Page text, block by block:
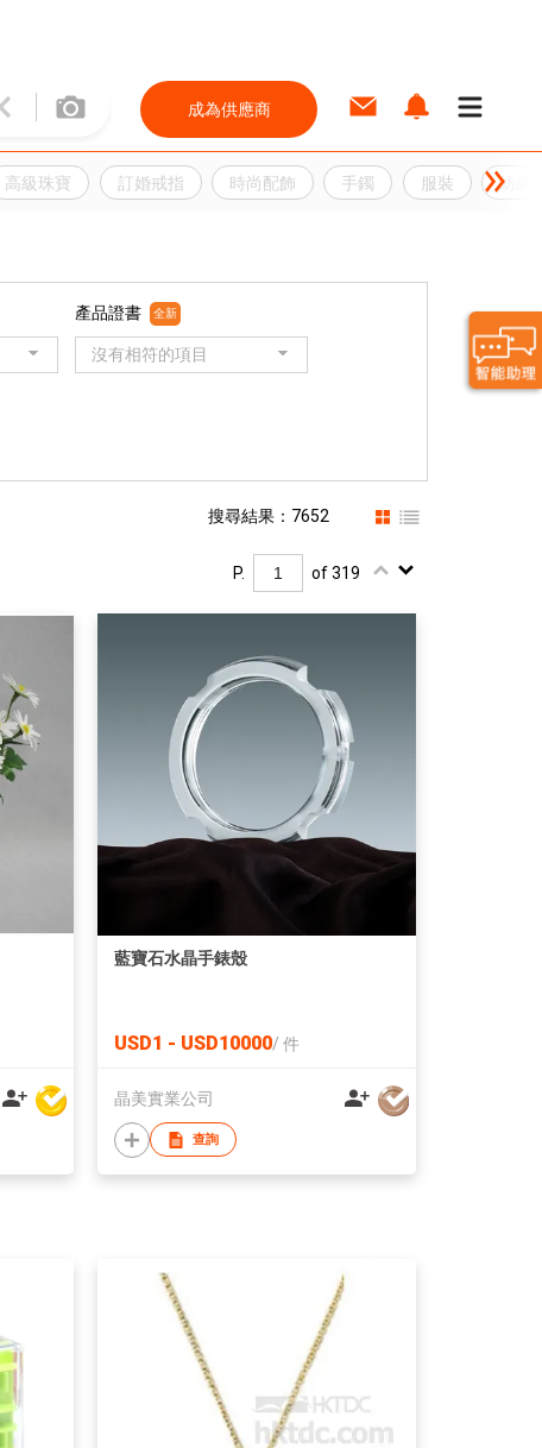
成為供應商
高級珠寶 訂婚戒指 時尚配飾 手鐲 服裝 紡織
產品證書 全新
沒有相符的項目
搜尋結果：7652
P. of 319
藍寶石水晶手錶殼
USD1 - USD10000/ 件
晶美實業公司
查詢